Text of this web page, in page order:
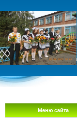
Меню сайта